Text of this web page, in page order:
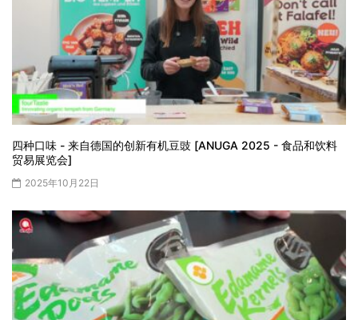
四种口味 - 来自德国的创新有机豆豉 [ANUGA 2025 - 食品和饮料
贸易展览会]
2025年10月22日